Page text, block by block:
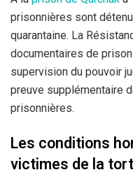
prisonnières sont
quarantaine. La
documentaires de
supervision du pouvoir
preuve supplémentaire
prisonnières.
Les conditions
victimes de la